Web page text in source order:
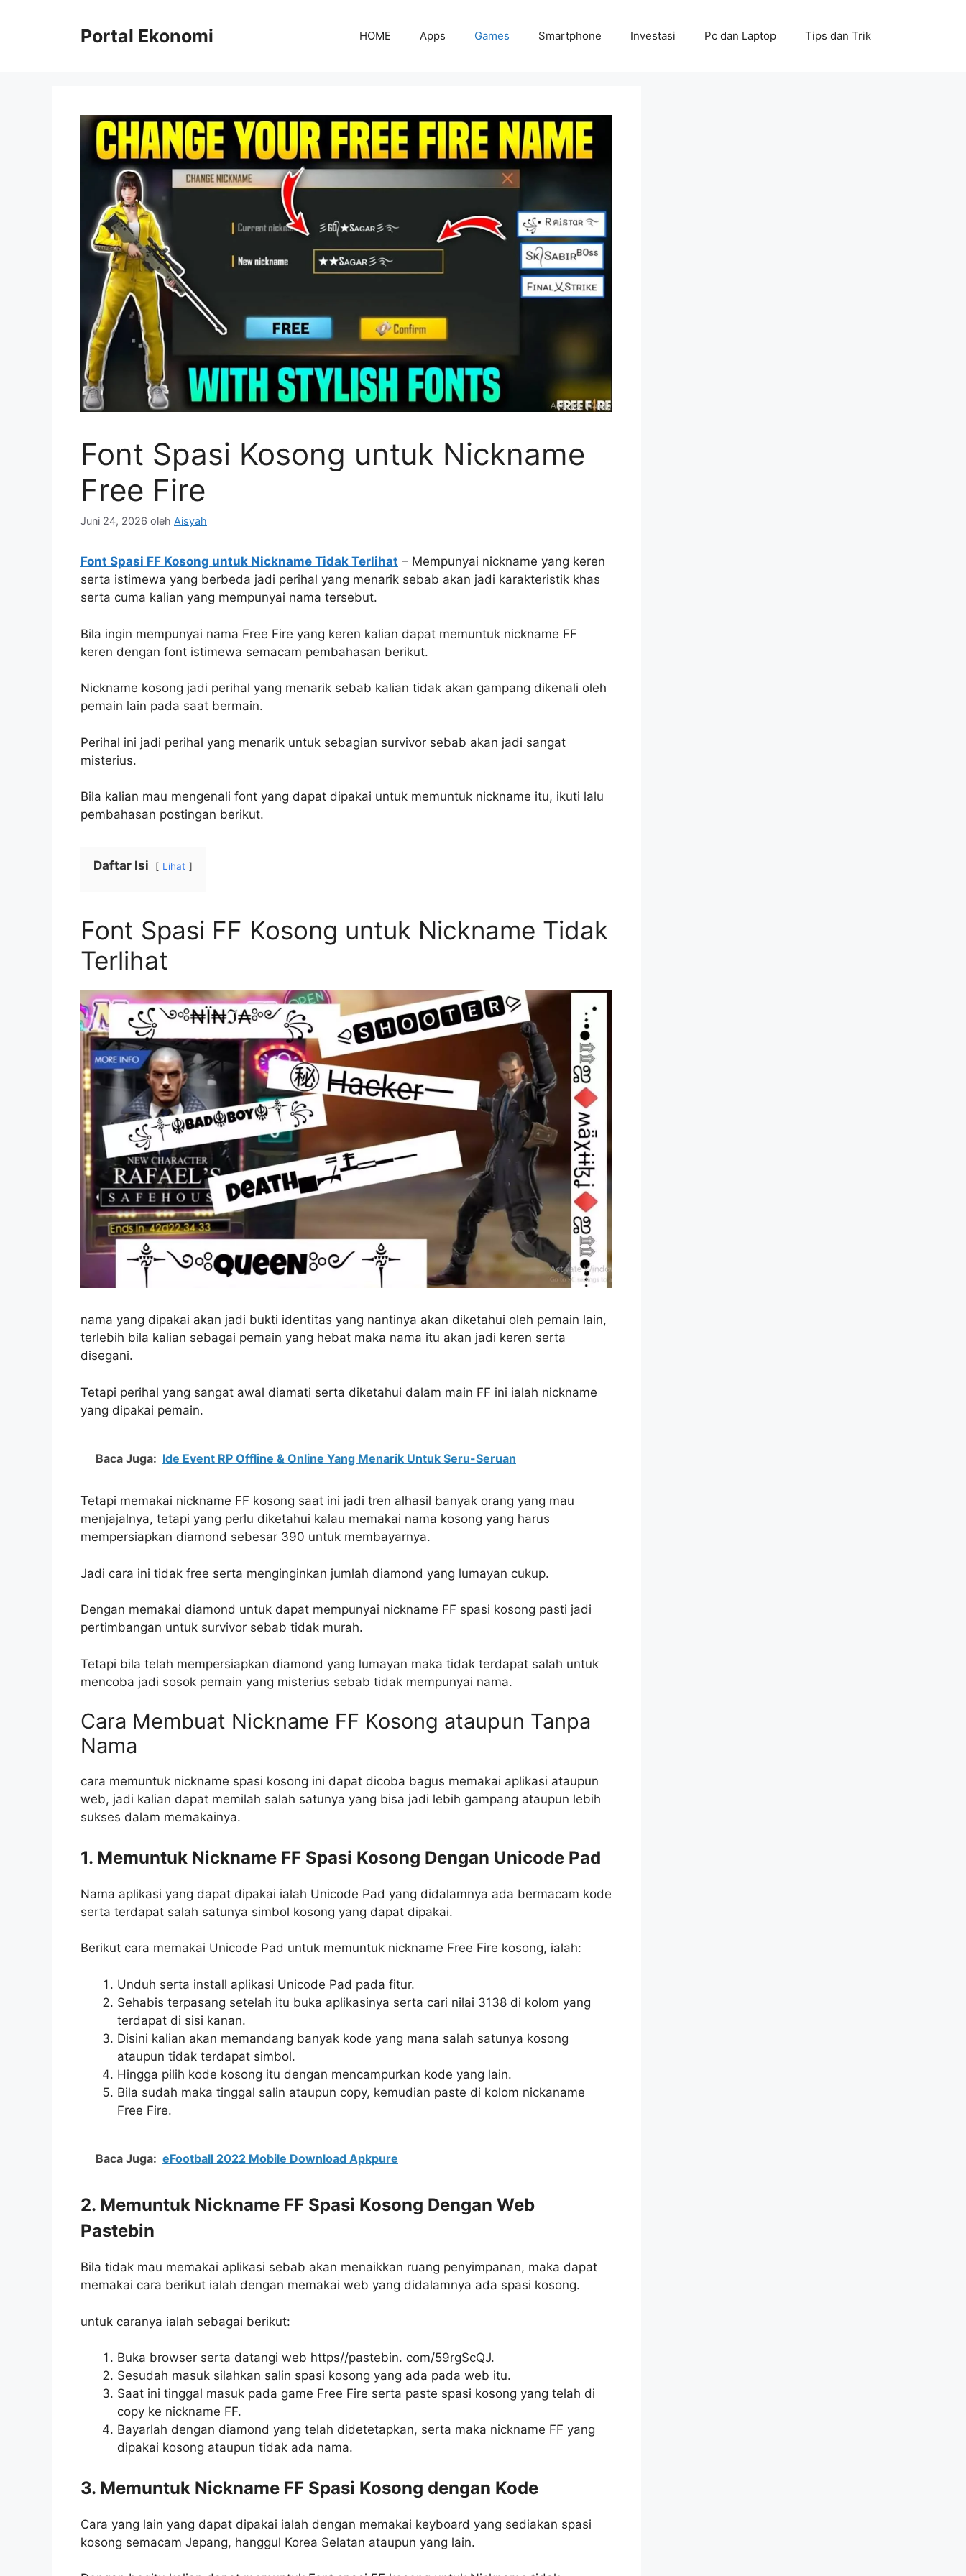
Portal Ekonomi HOME Apps Games Smartphone Investasi Pc dan Laptop Tips dan Trik
Font Spasi Kosong untuk Nickname
Free Fire
Juni 24, 2026 oleh Aisyah
Font Spasi FF Kosong untuk Nickname Tidak Terlihat – Mempunyai nickname yang keren
serta istimewa yang berbeda jadi perihal yang menarik sebab akan jadi karakteristik khas
serta cuma kalian yang mempunyai nama tersebut.
Bila ingin mempunyai nama Free Fire yang keren kalian dapat memuntuk nickname FF
keren dengan font istimewa semacam pembahasan berikut.
Nickname kosong jadi perihal yang menarik sebab kalian tidak akan gampang dikenali oleh
pemain lain pada saat bermain.
Perihal ini jadi perihal yang menarik untuk sebagian survivor sebab akan jadi sangat
misterius.
Bila kalian mau mengenali font yang dapat dipakai untuk memuntuk nickname itu, ikuti lalu
pembahasan postingan berikut.
Daftar Isi Lihat
Font Spasi FF Kosong untuk Nickname Tidak
Terlihat
nama yang dipakai akan jadi bukti identitas yang nantinya akan diketahui oleh pemain lain,
terlebih bila kalian sebagai pemain yang hebat maka nama itu akan jadi keren serta
disegani.
Tetapi perihal yang sangat awal diamati serta diketahui dalam main FF ini ialah nickname
yang dipakai pemain.
Baca Juga: Ide Event RP Offline & Online Yang Menarik Untuk Seru-Seruan
Tetapi memakai nickname FF kosong saat ini jadi tren alhasil banyak orang yang mau
menjajalnya, tetapi yang perlu diketahui kalau memakai nama kosong yang harus
mempersiapkan diamond sebesar 390 untuk membayarnya.
Jadi cara ini tidak free serta menginginkan jumlah diamond yang lumayan cukup.
Dengan memakai diamond untuk dapat mempunyai nickname FF spasi kosong pasti jadi
pertimbangan untuk survivor sebab tidak murah.
Tetapi bila telah mempersiapkan diamond yang lumayan maka tidak terdapat salah untuk
mencoba jadi sosok pemain yang misterius sebab tidak mempunyai nama.
Cara Membuat Nickname FF Kosong ataupun Tanpa
Nama
cara memuntuk nickname spasi kosong ini dapat dicoba bagus memakai aplikasi ataupun
web, jadi kalian dapat memilah salah satunya yang bisa jadi lebih gampang ataupun lebih
sukses dalam memakainya.
1. Memuntuk Nickname FF Spasi Kosong Dengan Unicode Pad
Nama aplikasi yang dapat dipakai ialah Unicode Pad yang didalamnya ada bermacam kode
serta terdapat salah satunya simbol kosong yang dapat dipakai.
Berikut cara memakai Unicode Pad untuk memuntuk nickname Free Fire kosong, ialah:
Unduh serta install aplikasi Unicode Pad pada fitur.
Sehabis terpasang setelah itu buka aplikasinya serta cari nilai 3138 di kolom yang
terdapat di sisi kanan.
Disini kalian akan memandang banyak kode yang mana salah satunya kosong
ataupun tidak terdapat simbol.
Hingga pilih kode kosong itu dengan mencampurkan kode yang lain.
Bila sudah maka tinggal salin ataupun copy, kemudian paste di kolom nickaname
Free Fire.
Baca Juga: eFootball 2022 Mobile Download Apkpure
2. Memuntuk Nickname FF Spasi Kosong Dengan Web
Pastebin
Bila tidak mau memakai aplikasi sebab akan menaikkan ruang penyimpanan, maka dapat
memakai cara berikut ialah dengan memakai web yang didalamnya ada spasi kosong.
untuk caranya ialah sebagai berikut:
Buka browser serta datangi web https//pastebin. com/59rgScQJ.
Sesudah masuk silahkan salin spasi kosong yang ada pada web itu.
Saat ini tinggal masuk pada game Free Fire serta paste spasi kosong yang telah di
copy ke nickname FF.
Bayarlah dengan diamond yang telah didetetapkan, serta maka nickname FF yang
dipakai kosong ataupun tidak ada nama.
3. Memuntuk Nickname FF Spasi Kosong dengan Kode
Cara yang lain yang dapat dipakai ialah dengan memakai keyboard yang sediakan spasi
kosong semacam Jepang, hanggul Korea Selatan ataupun yang lain.